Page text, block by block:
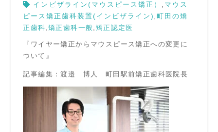
インビザライン(マウスピース矯正）
マウス
ピース矯正歯科装置(インビザライン) 町田の矯
正歯科 矯正歯科一般 矯正認定医
『ワイヤー矯正からマウスピース矯正への変更に
ついて』
記事編集：渡邉 博人 町田駅前矯正歯科医院長